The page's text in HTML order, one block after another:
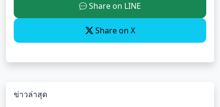
Share on LINE
Share on X
ข่าวล่าสุด